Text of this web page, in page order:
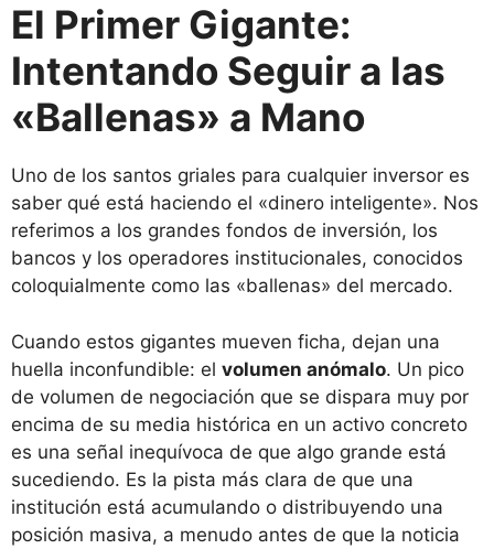
El Primer Gigante:
Intentando Seguir a las
«Ballenas» a Mano
Uno de los santos griales para cualquier inversor es
saber qué está haciendo el «dinero inteligente». Nos
referimos a los grandes fondos de inversión, los
bancos y los operadores institucionales, conocidos
coloquialmente como las «ballenas» del mercado.
Cuando estos gigantes mueven ficha, dejan una
huella inconfundible: el volumen anómalo. Un pico
de volumen de negociación que se dispara muy por
encima de su media histórica en un activo concreto
es una señal inequívoca de que algo grande está
sucediendo. Es la pista más clara de que una
institución está acumulando o distribuyendo una
posición masiva, a menudo antes de que la noticia